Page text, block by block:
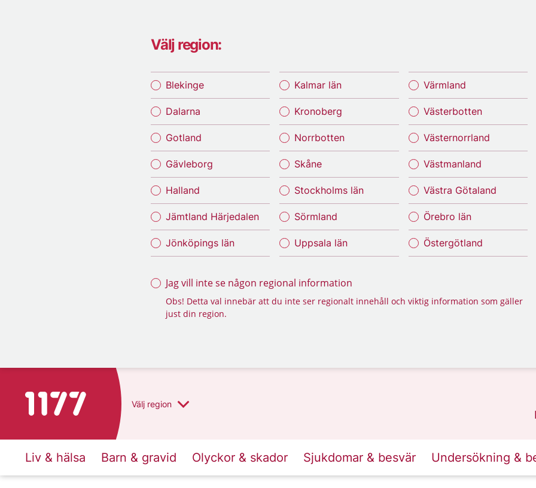
Välj region:
Blekinge
Dalarna
Gotland
Gävleborg
Halland
Jämtland Härjedalen
Jönköpings län
Kalmar län
Kronoberg
Norrbotten
Skåne
Stockholms län
Sörmland
Uppsala län
Värmland
Västerbotten
Västernorrland
Västmanland
Västra Götaland
Örebro län
Östergötland
Jag vill inte se någon regional information
Obs! Detta val innebär att du inte ser regionalt innehåll och viktig information som gäller
just din region.
Till startsidan för 1177 Välj region
Liv & hälsa Barn & gravid Olyckor & skador Sjukdomar & besvär Undersökning &